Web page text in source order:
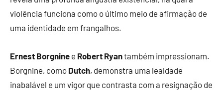
violência funciona como o último meio de afirmação de
uma identidade em frangalhos.
Ernest Borgnine e Robert Ryantambém impressionam.
Borgnine, como Dutch, demonstra uma lealdade
inabalável e um vigor que contrasta com a resignação de